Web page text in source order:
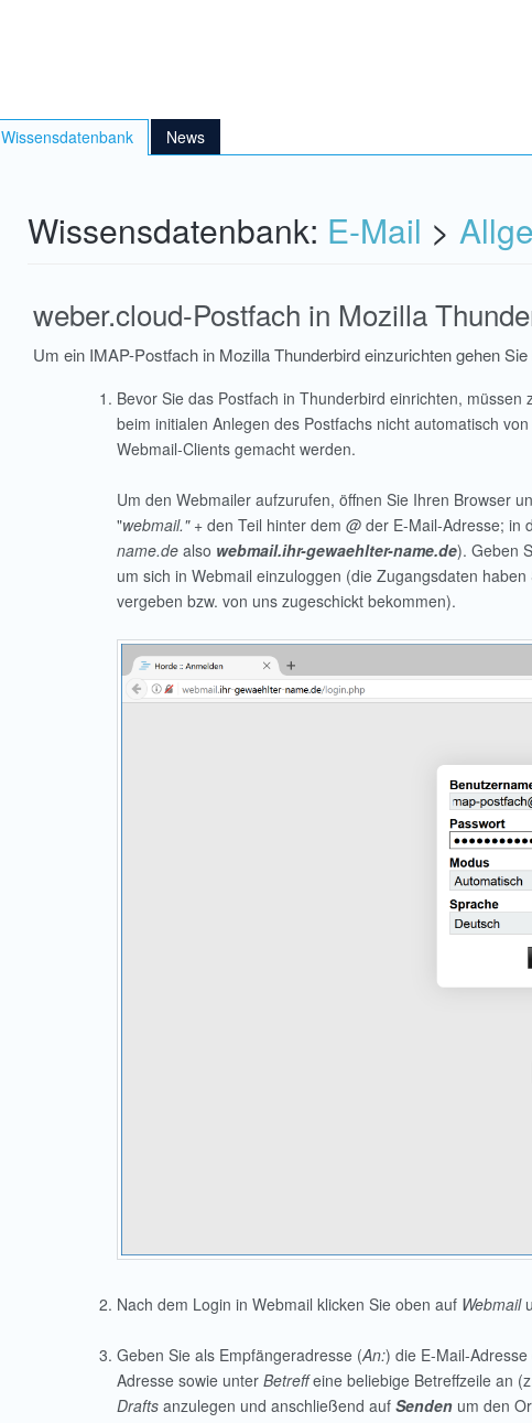
Wissensdatenbank News
Wissensdatenbank: E-Mail >
weber.cloud-Postfach in Mozilla
Um ein IMAP-Postfach in Mozilla Thunderbird einzurichten gehen
Bevor Sie das Postfach in Thunderbird einrichten,
beim initialen Anlegen des Postfachs nicht automatisch
Webmail-Clients gemacht werden.
Um den Webmailer aufzurufen, öffnen Sie Ihren Browser
"webmail."+ den Teil hinter dem @ der E-Mail-Adresse; in
name.de also webmail.ihr-gewaehlter-name.de). Geben
um sich in Webmail einzuloggen (die Zugangsdaten
vergeben bzw. von uns zugeschickt bekommen).
Nach dem Login in Webmail klicken Sie oben auf Webmail
Geben Sie als Empfängeradresse (An:) die E-Mail-
Adresse sowie unter Betreffeine beliebige Betreffzeile an
Drafts anzulegen und anschließend auf Senden um den